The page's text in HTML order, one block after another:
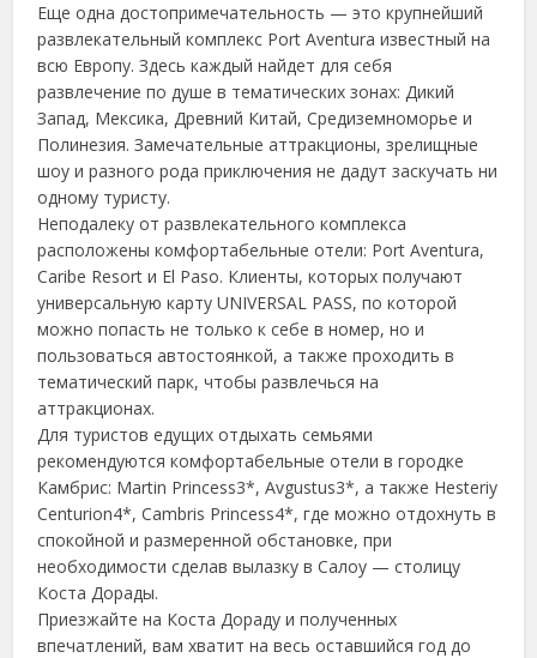
Еще одна достопримечательность — это крупнейший
развлекательный комплекс Port Aventura известный на
всю Европу. Здесь каждый найдет для себя
развлечение по душе в тематических зонах: Дикий
Запад, Мексика, Древний Китай, Средиземноморье и
Полинезия. Замечательные аттракционы, зрелищные
шоу и разного рода приключения не дадут заскучать ни
одному туристу.
Неподалеку от развлекательного комплекса
расположены комфортабельные отели: Port Aventura,
Caribe Resort и El Paso. Клиенты, которых получают
универсальную карту UNIVERSAL PASS, по которой
можно попасть не только к себе в номер, но и
пользоваться автостоянкой, а также проходить в
тематический парк, чтобы развлечься на
аттракционах.
Для туристов едущих отдыхать семьями
рекомендуются комфортабельные отели в городке
Камбрис: Martin Princess3*, Avgustus3*, а также Hesteriy
Centurion4*, Cambris Princess4*, где можно отдохнуть в
спокойной и размеренной обстановке, при
необходимости сделав вылазку в Салоу — столицу
Коста Дорады.
Приезжайте на Коста Дораду и полученных
впечатлений, вам хватит на весь оставшийся год до